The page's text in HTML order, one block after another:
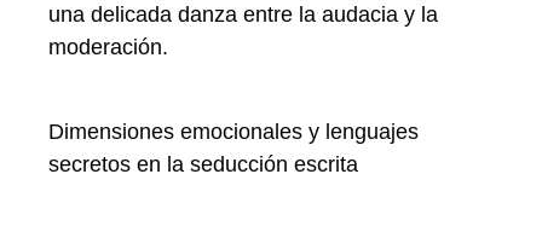
una delicada danza entre la audacia y la
moderación.
Dimensiones emocionales y lenguajes
secretos en la seducción escrita